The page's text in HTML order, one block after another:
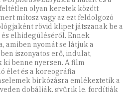
olyan keretek között
mítosz vagy az ezt feldolgozó
rövid klipet játszanak be a
elhidegüléséről. Ennek
amiben nyomát se látjuk a
iszonyatos erő, indulat,
benne nyersen. A film
élet és a koreográfia
birkózásra emlékeztetik a
dobálják, gyűrik le, fordítják